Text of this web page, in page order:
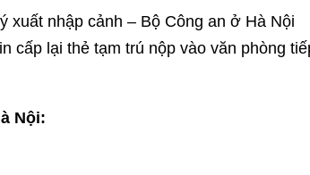
xuất nhập cảnh – Bộ Công an ở Hà Nội
cấp lại thẻ tạm trú nộp vào văn phòng
Nội: